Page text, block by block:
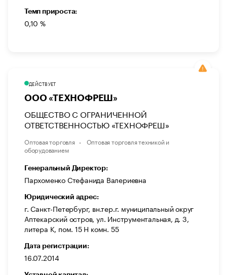
Темп прироста:
0,10 %
ДЕЙСТВУЕТ
ООО «ТЕХНОФРЕШ»
ОБЩЕСТВО С ОГРАНИЧЕННОЙ
ОТВЕТСТВЕННОСТЬЮ «ТЕХНОФРЕШ»
Оптовая торговля
Оптовая торговля техникой и
оборудованием
Генеральный Директор:
Пархоменко Стефанида Валериевна
Юридический адрес:
г. Санкт-Петербург, вн.тер.г. муниципальный округ
Аптекарский остров, ул. Инструментальная, д. 3,
литера К, пом. 15 Н комн. 55
Дата регистрации:
16.07.2014